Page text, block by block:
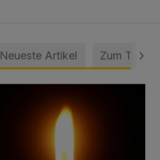
Neueste Artikel Zum Thema